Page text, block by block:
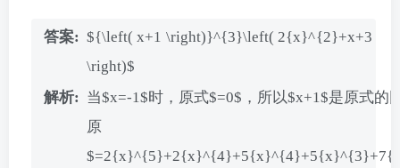
${\left( x+1 \right)}^{3}\left( 2{x}^{2}+x+3
\right)$
当$x=-1$时，原式$=0$，所以$x+1$是原式的
原